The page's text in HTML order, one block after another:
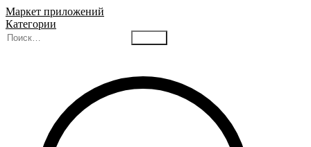
Маркет приложений
Категории